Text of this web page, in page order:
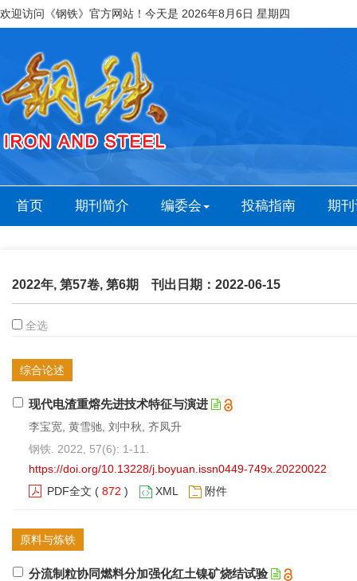
欢迎访问《钢铁》官方网站！今天是 2026年8月6日 星期四
首页 期刊简介 编委会 投稿指南 期
2022年, 第57卷, 第6期 刊出日期：2022-06-15
全选
综合论述
现代电渣重熔先进技术特征与演进
李宝宽, 黄雪驰, 刘中秋, 齐凤升
钢铁. 2022, 57(6): 1-11.
https://doi.org/10.13228/j.boyuan.issn0449-749x.20220022
PDF全文 ( 872 ) XML 附件
原料与炼铁
分流制粒协同燃料分加强化红土镍矿烧结试验